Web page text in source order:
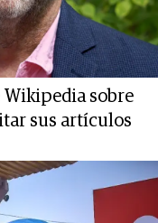
Wikipedia sobre
sus artículos